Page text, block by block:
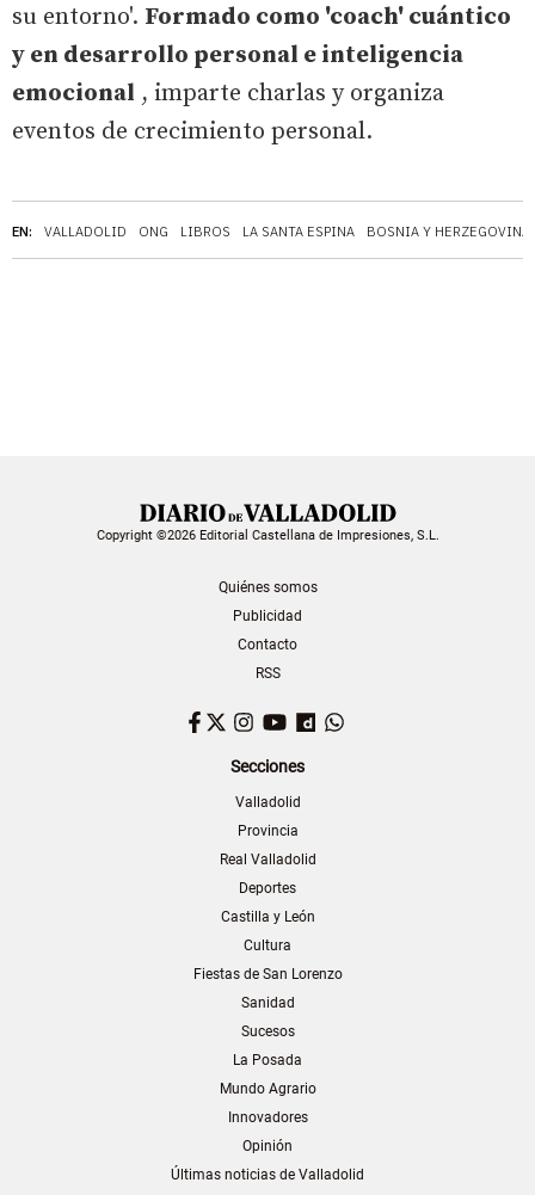
EN: VALLADOLID ONG LIBROS LA SANTA ESPINA BOSNIA Y HERZEGOVINA
su entorno'. Formado como 'coach' cuántico
y en desarrollo personal e inteligencia
emocional , imparte charlas y organiza
eventos de crecimiento personal.
Copyright ©2026 Editorial Castellana de Impresiones, S.L.
Quiénes somos
Publicidad
Contacto
RSS
Facebook
TwitterInstagram
YouTubeDailymotion
Secciones
Valladolid
Provincia
Real Valladolid
Deportes
Castilla y León
Cultura
Fiestas de San Lorenzo
Sanidad
Sucesos
La Posada
Mundo Agrario
Innovadores
Opinión
Últimas noticias de Valladolid